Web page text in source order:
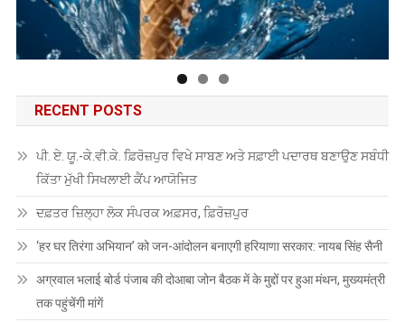
RECENT POSTS
ਪੀ. ਏ. ਯੂ.-ਕੇ.ਵੀ.ਕੇ. ਫ਼ਿਰੋਜ਼ਪੁਰ ਵਿਖੇ ਸਾਬਣ ਅਤੇ ਸਫ਼ਾਈ ਪਦਾਰਥ ਬਣਾਉਣ ਸਬੰਧੀ
ਕਿੱਤਾ ਮੁੱਖੀ ਸਿਖਲਾਈ ਕੈਂਪ ਆਯੋਜਿਤ
ਦਫ਼ਤਰ ਜ਼ਿਲ੍ਹਾ ਲੋਕ ਸੰਪਰਕ ਅਫ਼ਸਰ, ਫ਼ਿਰੋਜ਼ਪੁਰ
‘हर घर तिरंगा अभियान’ को जन-आंदोलन बनाएगी हरियाणा सरकार: नायब सिंह सैनी
अग्रवाल भलाई बोर्ड पंजाब की दोआबा जोन बैठक में के मुद्दों पर हुआ मंथन, मुख्यमंत्री
तक पहुंचेंगी मांगें